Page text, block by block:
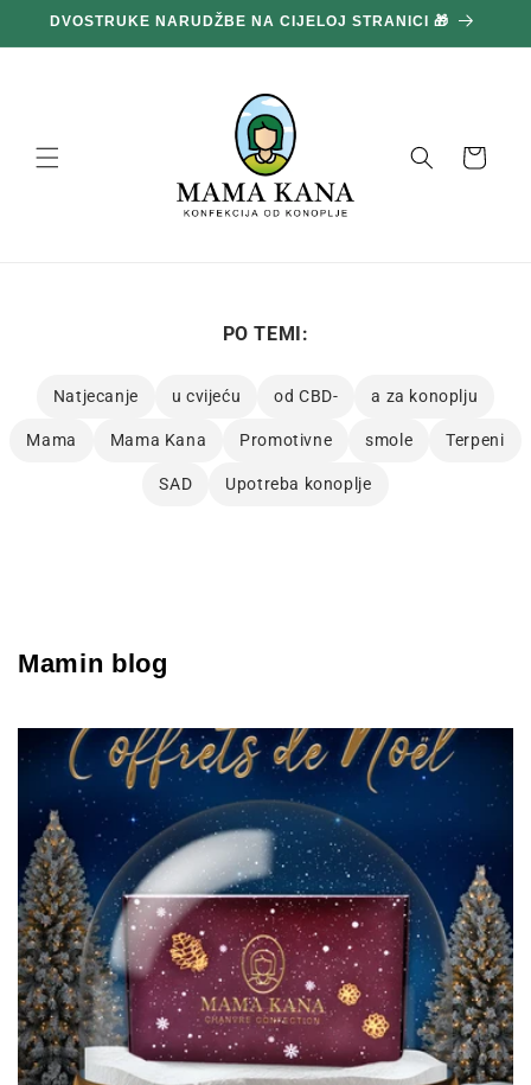
na
sadržaj
100 g GRATIS ZA SVAKIH POTROŠENIH 100 € 🔥
Košara
PO TEMI:
Natjecanje u cvijeću od CBD- a za konoplju
Mama Mama Kana Promotivne smole Terpeni
SAD Upotreba konoplje
Mamin blog